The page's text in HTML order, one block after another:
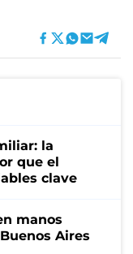
la
que el
clave
manos
Aires